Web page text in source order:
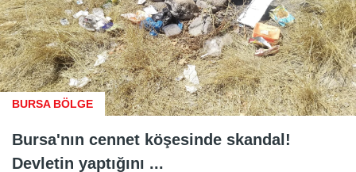
BURSA BÖLGE
Bursa'nın cennet köşesinde skandal!
Devletin yaptığını ...